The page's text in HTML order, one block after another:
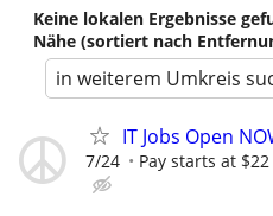
Keine lokalen Ergebnisse
Nähe (sortiert nach
in weiterem Umkreis
IT Jobs Open
7/24 Pay starts at $22